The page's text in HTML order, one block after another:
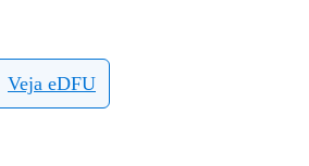
Veja eDFU